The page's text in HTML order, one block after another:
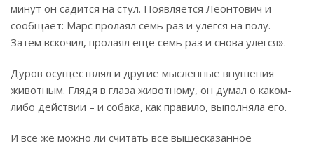
минут он садится на стул. Появляется Леонтович и
сообщает: Марс пролаял семь раз и улегся на полу.
Затем вскочил, пролаял еще семь раз и снова улегся».
Дуров осуществлял и другие мысленные внушения
животным. Глядя в глаза животному, он думал о каком-
либо действии – и собака, как правило, выполняла его.
И все же можно ли считать все вышесказанное